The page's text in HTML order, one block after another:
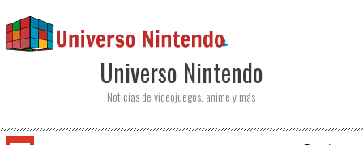
Universo Nintendo
Noticias de videojuegos, anime y más